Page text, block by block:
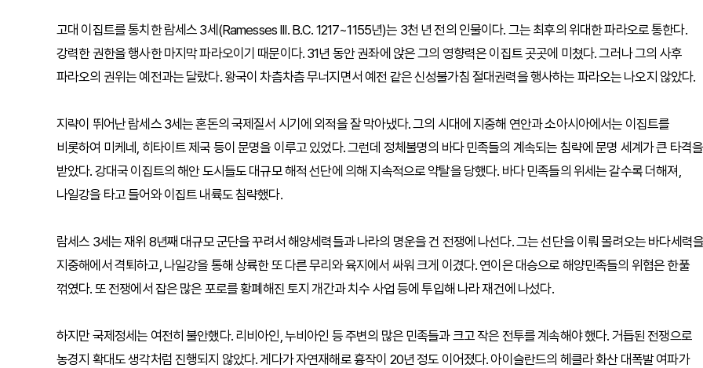
고대 이집트를 통치한 람세스 3세(Ramesses III. B.C. 1217~1155년)는 3천 년 전의 인물이다. 그는 최후의 위대한 파라오로 통한다.
강력한 권한을 행사한 마지막 파라오이기 때문이다. 31년 동안 권좌에 앉은 그의 영향력은 이집트 곳곳에 미쳤다. 그러나 그의 사후
파라오의 권위는 예전과는 달랐다. 왕국이 차츰차츰 무너지면서 예전 같은 신성불가침 절대권력을 행사하는 파라오는 나오지 않았다.
지략이 뛰어난 람세스 3세는 혼돈의 국제질서 시기에 외적을 잘 막아냈다. 그의 시대에 지중해 연안과 소아시아에서는 이집트를
비롯하여 미케네, 히타이트 제국 등이 문명을 이루고 있었다. 그런데 정체불명의 바다 민족들의 계속되는 침략에 문명 세계가 큰 타격을
받았다. 강대국 이집트의 해안 도시들도 대규모 해적 선단에 의해 지속적으로 약탈을 당했다. 바다 민족들의 위세는 갈수록 더해져,
나일강을 타고 들어와 이집트 내륙도 침략했다.
람세스 3세는 재위 8년째 대규모 군단을 꾸려서 해양세력들과 나라의 명운을 건 전쟁에 나선다. 그는 선단을 이뤄 몰려오는 바다세력을
지중해에서 격퇴하고, 나일강을 통해 상륙한 또 다른 무리와 육지에서 싸워 크게 이겼다. 연이은 대승으로 해양민족들의 위협은 한풀
꺾였다. 또 전쟁에서 잡은 많은 포로를 황폐해진 토지 개간과 치수 사업 등에 투입해 나라 재건에 나섰다.
하지만 국제정세는 여전히 불안했다. 리비아인, 누비아인 등 주변의 많은 민족들과 크고 작은 전투를 계속해야 했다. 거듭된 전쟁으로
농경지 확대도 생각처럼 진행되지 않았다. 게다가 자연재해로 흉작이 20년 정도 이어졌다. 아이슬란드의 헤클라 화산 대폭발 여파가